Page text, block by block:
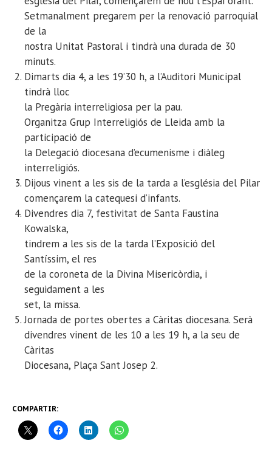
Setmanalment pregarem per la renovació parroquial
de la
nostra Unitat Pastoral i tindrà una durada de 30
minuts.
Dimarts dia 4, a les 19’30 h, a l’Auditori Municipal
tindrà lloc
la Pregària interreligiosa per la pau.
Organitza Grup Interreligiós de Lleida amb la
participació de
la Delegació diocesana d’ecumenisme i diàleg
interreligiós.
Dijous vinent a les sis de la tarda a l’església del Pilar
començarem la catequesi d’infants.
Divendres dia 7, festivitat de Santa Faustina
Kowalska,
tindrem a les sis de la tarda l’Exposició del
Santíssim, el res
de la coroneta de la Divina Misericòrdia, i
seguidament a les
set, la missa.
Jornada de portes obertes a Càritas diocesana. Serà
divendres vinent de les 10 a les 19 h, a la seu de
Càritas
Diocesana, Plaça Sant Josep 2.
COMPARTIR: